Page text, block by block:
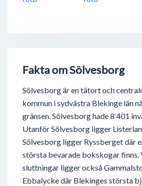
Fakta om Sölvesborg
Sölvesborg är en tätort och
kommun i sydvästra Blekinge län
gränsen. Sölvesborg hade 8 401
Utanför Sölvesborg ligger
Sölvesborg ligger Ryssberget där
största bevarade bokskogar finns.
sluttningar ligger också
Ebbalycke där Blekinges största